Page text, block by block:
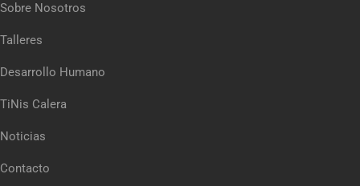
Sobre Nosotros
Talleres
Desarrollo Humano
TiNis Calera
Noticias
Contacto